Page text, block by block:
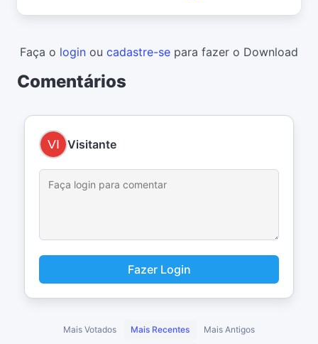
Faça o login ou cadastre-se para fazer o Download
Comentários
Visitante
Fazer Login
Mais Votados Mais Recentes Mais Antigos